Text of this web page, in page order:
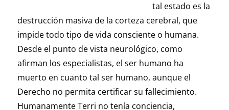
tal estado es la
destrucción masiva de la corteza cerebral, que
impide todo tipo de vida consciente o humana.
Desde el punto de vista neurológico, como
afirman los especialistas, el ser humano ha
muerto en cuanto tal ser humano, aunque el
Derecho no permita certificar su fallecimiento.
Humanamente Terri no tenía conciencia,